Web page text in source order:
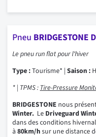
Pneu
Le pneu run flat pour l'hiver
Type :Tourisme* | Saison :
* | TPMS :Tire-Pressure
BRIDGESTONE nous
Winter. Le Driveguard
dans des conditions
à 80km/hsur une distance